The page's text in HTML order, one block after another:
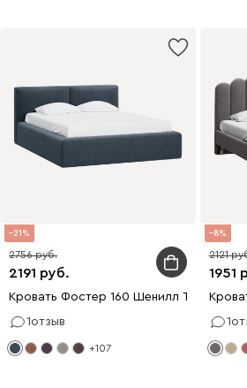
21
2191
2756
Кровать Фостер 160 Шенилл Темно-
1отзыв
+107
8
1951
2121
1